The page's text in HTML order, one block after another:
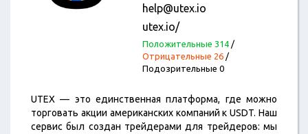
help@utex.io
utex.io/
Положительные 314/
Отрицательные 26/
Подозрительные 0
UTEX — это единственная платформа, где можно
торговать акции американских компаний к USDT. Наш
сервис был создан трейдерами для трейдеров: мы